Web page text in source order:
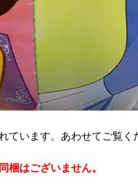
います。あわせてご覧く
はございません。